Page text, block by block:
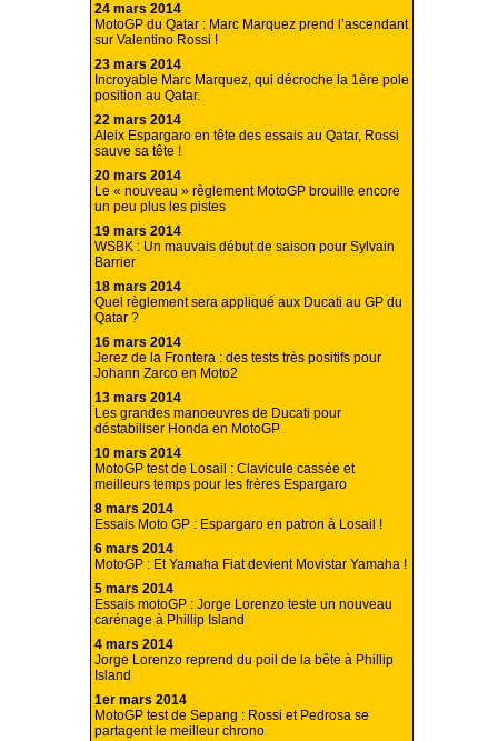
24 mars 2014
MotoGP du Qatar : Marc Marquez prend l’ascendant
sur Valentino Rossi !
23 mars 2014
Incroyable Marc Marquez, qui décroche la 1ère pole
position au Qatar.
22 mars 2014
Aleix Espargaro en tête des essais au Qatar, Rossi
sauve sa tête !
20 mars 2014
Le « nouveau » règlement MotoGP brouille encore
un peu plus les pistes
19 mars 2014
WSBK : Un mauvais début de saison pour Sylvain
Barrier
18 mars 2014
Quel règlement sera appliqué aux Ducati au GP du
Qatar ?
16 mars 2014
Jerez de la Frontera : des tests très positifs pour
Johann Zarco en Moto2
13 mars 2014
Les grandes manoeuvres de Ducati pour
déstabiliser Honda en MotoGP
10 mars 2014
MotoGP test de Losail : Clavicule cassée et
meilleurs temps pour les frères Espargaro
8 mars 2014
Essais Moto GP : Espargaro en patron à Losail !
6 mars 2014
MotoGP : Et Yamaha Fiat devient Movistar Yamaha !
5 mars 2014
Essais motoGP : Jorge Lorenzo teste un nouveau
carénage à Phillip Island
4 mars 2014
Jorge Lorenzo reprend du poil de la bête à Phillip
Island
1er mars 2014
MotoGP test de Sepang : Rossi et Pedrosa se
partagent le meilleur chrono